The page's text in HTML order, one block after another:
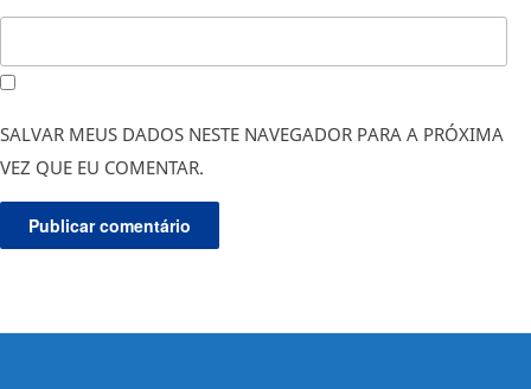
SALVAR MEUS DADOS NESTE NAVEGADOR PARA A PRÓXIMA
VEZ QUE EU COMENTAR.